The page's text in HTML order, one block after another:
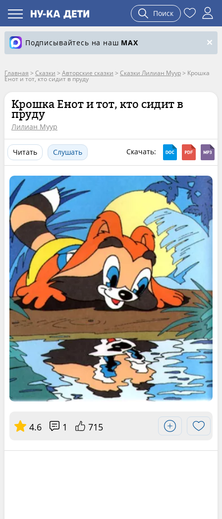
Поиск
Подписывайтесь на наш MAX
Главная > Сказки > Авторские сказки > Сказки Лилиан Муур> Крошка
Енот и тот, кто сидит в пруду
Крошка Енот и тот, кто сидит в
пруду
Лилиан Муур
Читать Слушать Скачать:
4.6 1 715